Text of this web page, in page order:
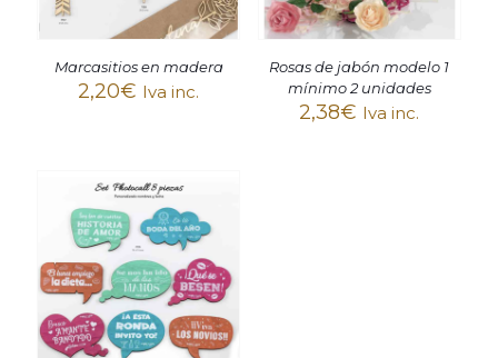
Marcasitios en madera
2,20€ Iva inc.
Rosas de jabón modelo 1
mínimo 2 unidades
2,38€ Iva inc.